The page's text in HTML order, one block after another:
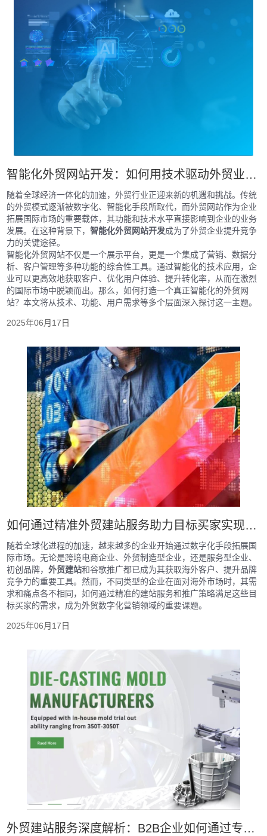
智能化外贸网站开发：如何用技术驱动外贸业务增长？
随着全球经济一体化的加速，外贸行业正迎来新的机遇和挑战。传统
的外贸模式逐渐被数字化、智能化手段所取代，而外贸网站作为企业
拓展国际市场的重要载体，其功能和技术水平直接影响到企业的业务
发展。在这种背景下，智能化外贸网站开发成为了外贸企业提升竞争
力的关键途径。
智能化外贸网站不仅是一个展示平台，更是一个集成了营销、数据分
析、客户管理等多种功能的综合性工具。通过智能化的技术应用，企
业可以更高效地获取客户、优化用户体验、提升转化率，从而在激烈
的国际市场中脱颖而出。那么，如何打造一个真正智能化的外贸网
站？本文将从技术、功能、用户需求等多个层面深入探讨这一主题。
2025年06月17日
如何通过精准外贸建站服务助力目标买家实现业务增长？
随着全球化进程的加速，越来越多的企业开始通过数字化手段拓展国
际市场。无论是跨境电商企业、外贸制造型企业，还是服务型企业、
初创品牌，外贸建站和谷歌推广都已成为其获取海外客户、提升品牌
竞争力的重要工具。然而，不同类型的企业在面对海外市场时，其需
求和痛点各不相同，如何通过精准的建站服务和推广策略满足这些目
标买家的需求，成为外贸数字化营销领域的重要课题。
2025年06月17日
外贸建站服务深度解析：B2B企业如何通过专业外贸网站建设实现品牌出海